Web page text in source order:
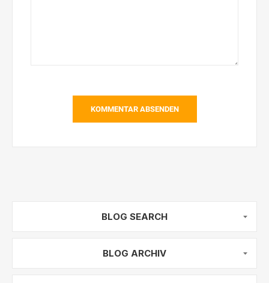
KOMMENTAR ABSENDEN
BLOG SEARCH
BLOG ARCHIV